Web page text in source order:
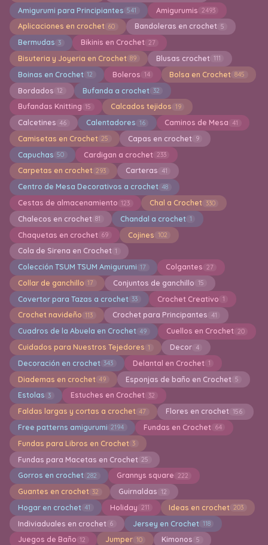
Amigurumi para Principiantes 541 Amigurumis 2493
Aplicaciones en crochet 60 Bandoleras en crochet 5
Bermudas 3 Bikinis en Crochet 27
Bisuteria y Joyeria en Crochet 89 Blusas crochet 111
Boinas en Crochet 12 Boleros 14 Bolsa en Crochet 845
Bordados 12 Bufanda a crochet 32
Bufandas Knitting 15 Calcados tejidos 19
Calcetines 46 Calentadores 16 Caminos de Mesa 41
Camisetas en Crochet 25 Capas en crochet 9
Capuchas 50 Cardigan a crochet 233
Carpetas en crochet 293 Carteras 41
Centro de Mesa Decorativos a crochet 48
Cestas de almacenamiento 123 Chal a Crochet 330
Chalecos en crochet 81 Chandal a crochet 1
Chaquetas en crochet 69 Cojines 102
Cola de Sirena en Crochet 1
Colección TSUM TSUM Amigurumi 17 Colgantes 27
Collar de ganchillo 17 Conjuntos de ganchillo 15
Covertor para Tazas a crochet 33 Crochet Creativo 1
Crochet navideño 113 Crochet para Principantes 41
Cuadros de la Abuela en Crochet 49 Cuellos en Crochet 20
Cuidados para Nuestros Tejedores 1 Decor 4
Decoración en crochet 343 Delantal en Crochet 1
Diademas en crochet 49 Esponjas de baño en Crochet 5
Estolas 3 Estuches en Crochet 32
Faldas largas y cortas a crochet 47 Flores en crochet 156
Free patterns amigurumi 2194 Fundas en Crochet 64
Fundas para Libros en Crochet 3
Fundas para Macetas en Crochet 25
Gorros en crochet 282 Grannys square 222
Guantes en crochet 32 Guirnaldas 12
Hogar en crochet 41 Holiday 211 Ideas en crochet 203
Indiviaduales en crochet 6 Jersey en Crochet 118
Juegos de Baño 12 Jumper 10 Kimonos 5